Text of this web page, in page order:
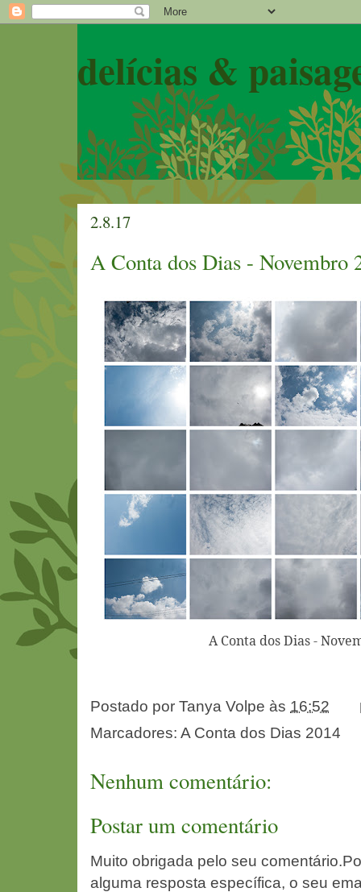
delícias &
2.8.17
A Conta dos Dias - Novembro
A Conta dos Dias -
Postado por Tanya Volpe às 16:52
Marcadores: A Conta dos Dias 2014
Nenhum comentário:
Postar um comentário
Muito obrigada pelo seu
alguma resposta específica, o seu